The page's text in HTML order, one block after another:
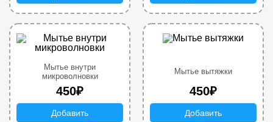
Мытье внутри
микроволновки
450₽
Добавить
Мытье вытяжки
450₽
Добавить